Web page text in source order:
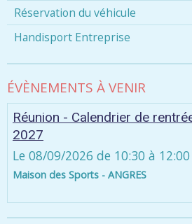
Réservation du véhicule
Handisport Entreprise
ÉVÈNEMENTS À VENIR
Réunion - Calendrier de
2027
Le 08/09/2026 de 10:30 à 12:00
Maison des Sports - ANGRES